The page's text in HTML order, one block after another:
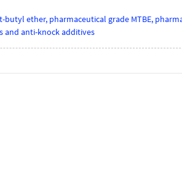
ether, pharmaceutical grade MTBE,
and anti-knock additives